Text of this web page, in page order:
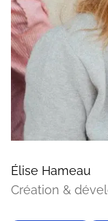
Élise Hameau
Création &